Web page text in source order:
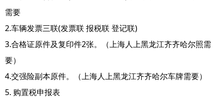
需要
2.车辆发票三联(发票联 报税联 登记联)
3.合格证原件及复印件2张。（上海人上黑龙江齐齐哈尔照需
要）
4.交强险副本原件。（上海人上黑龙江齐齐哈尔车牌需要）
5. 购置税申报表